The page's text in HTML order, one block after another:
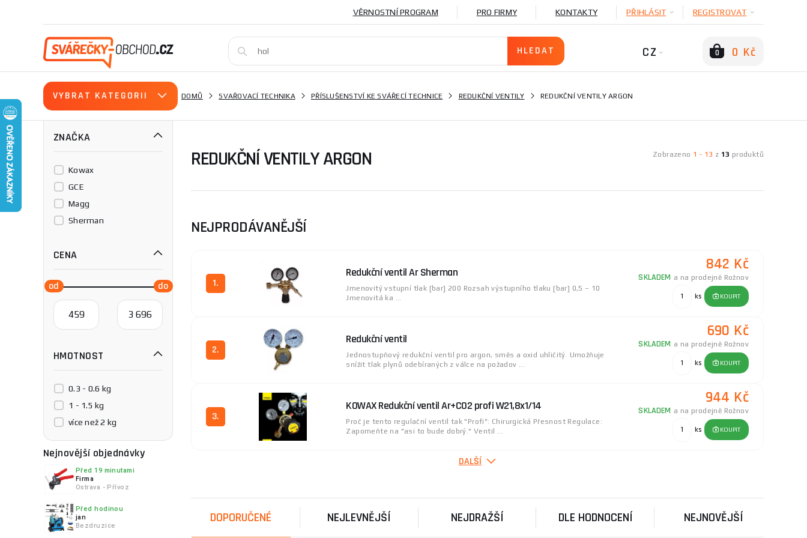
VĚRNOSTNÍ PROGRAM PRO FIRMY KONTAKTY PŘIHLÁSIT REGISTROVAT
CZ 0 0 Kč
VYBRAT KATEGORII DOMŮ SVAŘOVACÍ TECHNIKA PŘÍSLUŠENSTVÍ KE SVÁŘECÍ TECHNICE REDUKČNÍ VENTILY REDUKČNÍ VENTILY ARGON
ZNAČKA
Kowax
GCE
Magg
Sherman
CENA
HMOTNOST
0.3 - 0.6 kg
1 - 1.5 kg
více než 2 kg
Nejnovější objednávky
Před 19 minutami
Firma
Ostrava - Přívoz
Před hodinou
jan
Bezdruzice
Zobrazeno 1 - 13 z 13 produktů
REDUKČNÍ VENTILY ARGON
NEJPRODÁVANĚJŠÍ
1.
Redukční ventil Ar Sherman
Jmenovitý vstupní tlak [bar] 200 Rozsah výstupního tlaku [bar] 0,5 – 10
Jmenovitá ka ...
842 Kč
SKLADEM a na prodejně Rožnov
ks KOUPIT
2.
Redukční ventil
Jednostupňový redukční ventil pro argon, směs a oxid uhličitý. Umožňuje
snížit tlak plynů odebíraných z válce na požadov ...
690 Kč
SKLADEM a na prodejně Rožnov
ks KOUPIT
3.
KOWAX Redukční ventil Ar+CO2 profi W21,8x1/14
Proč je tento regulační ventil tak "Profi": Chirurgická Přesnost Regulace:
Zapomeňte na "asi to bude dobrý." Ventil ...
944 Kč
SKLADEM a na prodejně Rožnov
ks KOUPIT
Reduktor MAXI Argon/CO₂ RX-Ar/CO₂. Tento vysoce výko ...
ks
DALŠÍ
DOPORUČENÉ NEJLEVNĚJŠÍ NEJDRAŽŠÍ DLE HODNOCENÍ NEJNOVĚJŠÍ